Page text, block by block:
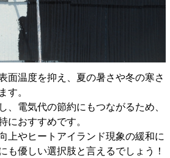
面温度を抑え、夏の暑さや冬の寒さ
す。
電気代の節約にもつながるため、
におすすめです。
上やヒートアイランド現象の緩和に
も優しい選択肢と言えるでしょう！